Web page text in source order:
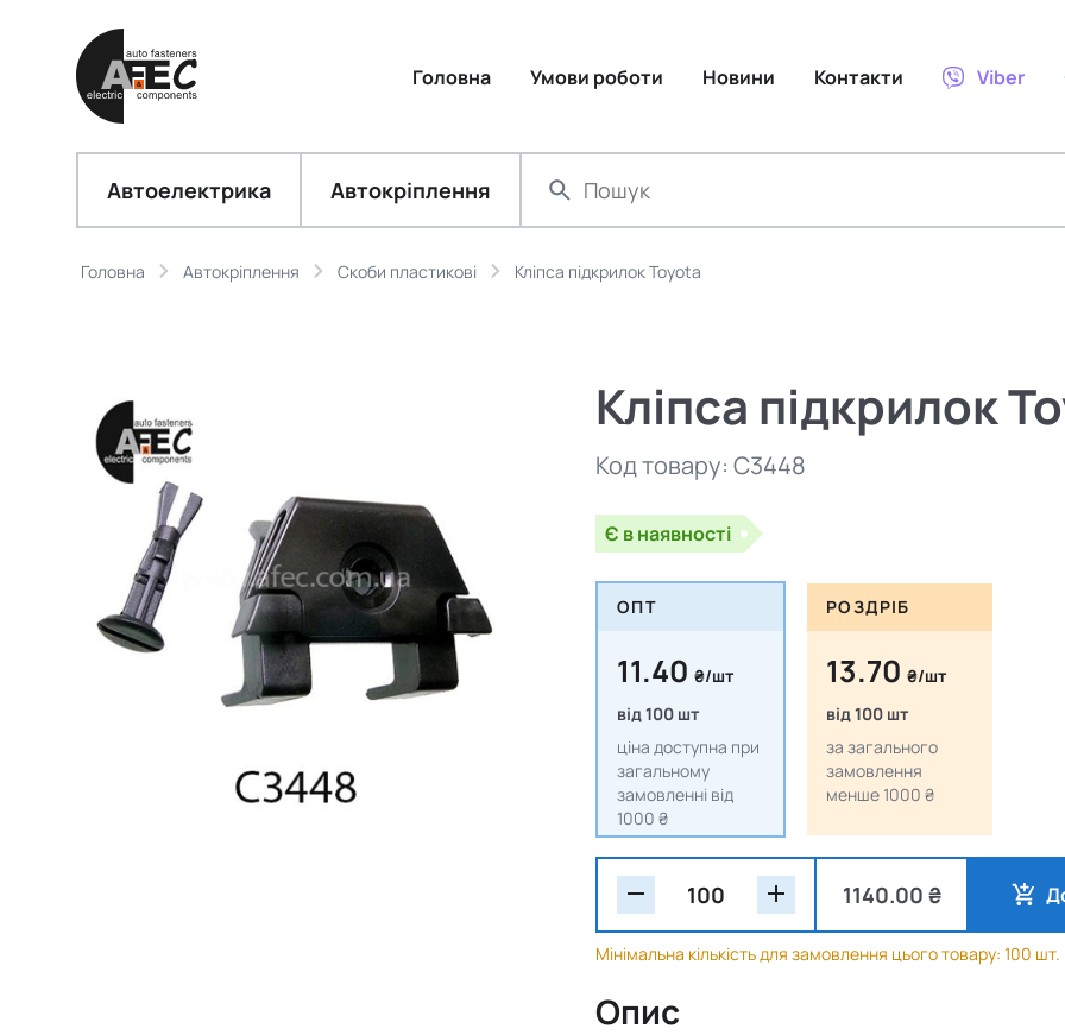
Головна Умови роботи Новини Контакти Viber
Автоелектрика Автокріплення
Головна Автокріплення Скоби пластикові Кліпса підкрилок Toyota
Кліпса підкрилок
Код товару:C3448
Є в наявності
ОПТ
11.40₴/шт
від 100 шт
ціна доступна при
загальному
замовленні від
1000 ₴
РОЗДРІБ
13.70₴/шт
від 100 шт
за загального
замовлення
менше 1000 ₴
1140.00 ₴
Мінімальна кількість для замовлення цього товару: 100 шт.
Опис